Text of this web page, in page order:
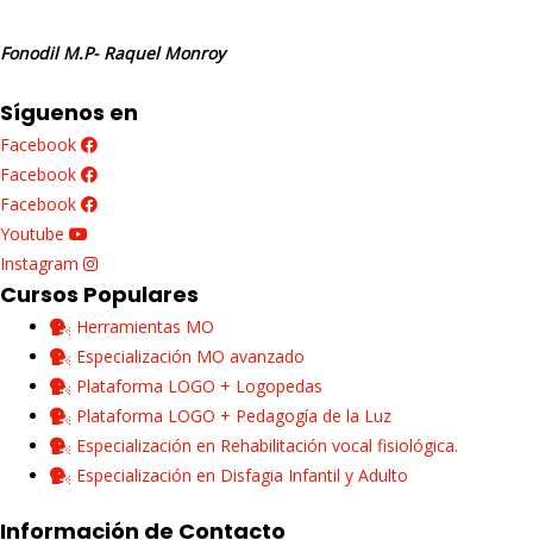
Fonodil M.P- Raquel Monroy
Síguenos en
Facebook
Facebook
Facebook
Youtube
Instagram
Cursos Populares
Herramientas MO
Especialización MO avanzado
Plataforma LOGO + Logopedas
Plataforma LOGO + Pedagogía de la Luz
Especialización en Rehabilitación vocal fisiológica.
Especialización en Disfagia Infantil y Adulto
Información de Contacto